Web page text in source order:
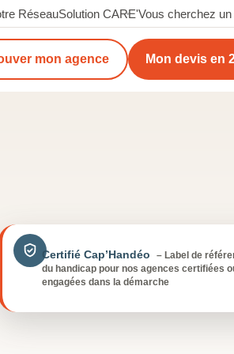
RéseauSolution CARE'Vous cherchez
mon agence Mon devis en
Certifié Cap’Handéo
– Label de
du handicap pour nos agences certifiées
engagées dans la démarche